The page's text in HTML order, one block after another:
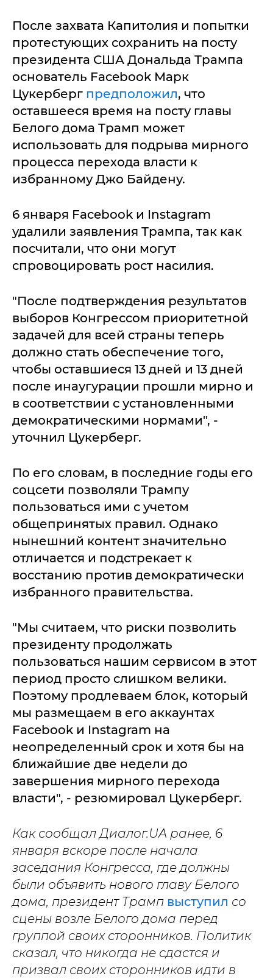
После захвата Капитолия и попытки
протестующих сохранить на посту
президента США Дональда Трампа
основатель Facebook Марк
Цукерберг предположил, что
оставшееся время на посту главы
Белого дома Трамп может
использовать для подрыва мирного
процесса перехода власти к
избранному Джо Байдену.
6 января Facebook и Instagram
удалили заявления Трампа, так как
посчитали, что они могут
спровоцировать рост насилия.
"После подтверждения результатов
выборов Конгрессом приоритетной
задачей для всей страны теперь
должно стать обеспечение того,
чтобы оставшиеся 13 дней и 13 дней
после инаугурации прошли мирно и
в соответствии с установленными
демократическими нормами", -
уточнил Цукерберг.
По его словам, в последние годы его
соцсети позволяли Трампу
пользоваться ими с учетом
общепринятых правил. Однако
нынешний контент значительно
отличается и подстрекает к
восстанию против демократически
избранного правительства.
"Мы считаем, что риски позволить
президенту продолжать
пользоваться нашим сервисом в этот
период просто слишком велики.
Поэтому продлеваем блок, который
мы размещаем в его аккаунтах
Facebook и Instagram на
неопределенный срок и хотя бы на
ближайшие две недели до
завершения мирного перехода
власти", - резюмировал Цукерберг.
Как сообщал Диалог.UA ранее, 6
января вскоре после начала
заседания Конгресса, где должны
были объявить нового главу Белого
дома, президент Трамп выступил со
сцены возле Белого дома перед
группой своих сторонников. Политик
сказал, что никогда не сдастся и
призвал своих сторонников идти в